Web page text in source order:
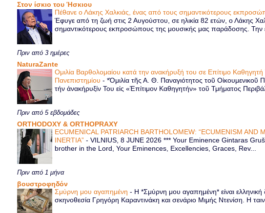
Στον ίσκιο του Ήσκιου
Πέθανε ο Λάκης Χαλκιάς, ένας από τους σημαντικότερους
Έφυγε από τη ζωή στις 2 Αυγούστου, σε ηλικία 82 ετών, ο Λάκης
σημαντικότερους εκπροσώπους της μουσικής μας παράδοσης. Την
Πριν από 3 ημέρες
NaturaZante
Ομιλία Βαρθολομαίου κατά την ανακήρυξή του σε Επίτιμο Καθηγητή
Πανεπιστημίου-*Ὁμιλία τῆς Α. Θ. Παναγιότητος τοῦ Οἰκουμενικοῦ
τήν ἀνακήρυξίν Του εἰς «Ἐπίτιμον Καθηγητήν» τοῦ Τμήματος
Πριν από 5 εβδομάδες
ORTHODOXY & ORTHOPRAXY
ECUMENICAL PATRIARCH BARTHOLOMEW: “ECUMENISM AND
INERTIA”-VILNIUS, 8 JUNE 2026 *** Your Eminence Gintaras
brother in the Lord, Your Eminences, Excellencies, Graces, Rev...
Πριν από 1 μήνα
βουστροφηδόν
Σμύρνη μου αγαπημένη- Η *Σμύρνη μου αγαπημένη* είναι ελληνική
σκηνοθεσία Γρηγόρη Καραντινάκη και σενάριο Μιμής Ντενίση. Η